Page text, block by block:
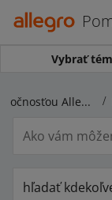
Vybrať
Vyúčtovania so spoločnosťou Allegro
hľadať